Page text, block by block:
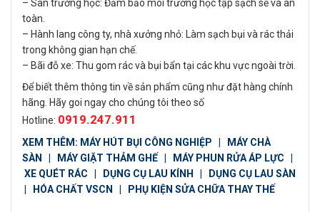
– Sân trường học: Đảm bảo môi trường học tập sạch sẽ và an
toàn.
– Hành lang công ty, nhà xưởng nhỏ: Làm sạch bụi và rác thải
trong không gian hạn chế.
– Bãi đỗ xe: Thu gom rác và bụi bẩn tại các khu vực ngoài trời.
Để biết thêm thông tin về sản phẩm cũng như đặt hàng chính
hãng. Hãy goi ngay cho chúng tôi theo số
Hotline: 0919.247.911
XEM THÊM: MÁY HÚT BỤI CÔNG NGHIỆP | MÁY CHÀ
SÀN
| MÁY GIẶT THẢM GHẾ | MÁY PHUN RỬA ÁP LỰC
|
XE QUÉT RÁC
| DỤNG CỤ LAU KÍNH | DỤNG CỤ LAU SÀN
| HÓA CHẤT VSCN | PHỤ KIỆN SỬA CHỮA THAY THẾ